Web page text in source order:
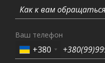
Ваш телефон
+380